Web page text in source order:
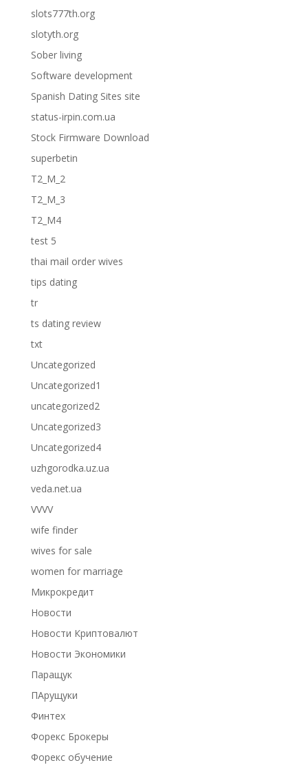
slots777th.org
slotyth.org
Sober living
Software development
Spanish Dating Sites site
status-irpin.com.ua
Stock Firmware Download
superbetin
T2_M_2
T2_M_3
T2_M4
test 5
thai mail order wives
tips dating
tr
ts dating review
txt
Uncategorized
Uncategorized1
uncategorized2
Uncategorized3
Uncategorized4
uzhgorodka.uz.ua
veda.net.ua
VVVV
wife finder
wives for sale
women for marriage
Микрокредит
Новости
Новости Криптовалют
Новости Экономики
Паращук
ПАрущуки
Финтех
Форекс Брокеры
Форекс обучение